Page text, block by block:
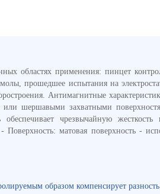
областях применения: пинцет
прошедшее испытания на
Антимагнитные
или шершавыми захватными
чрезвычайную
матовая поверхность -
образом компенсирует